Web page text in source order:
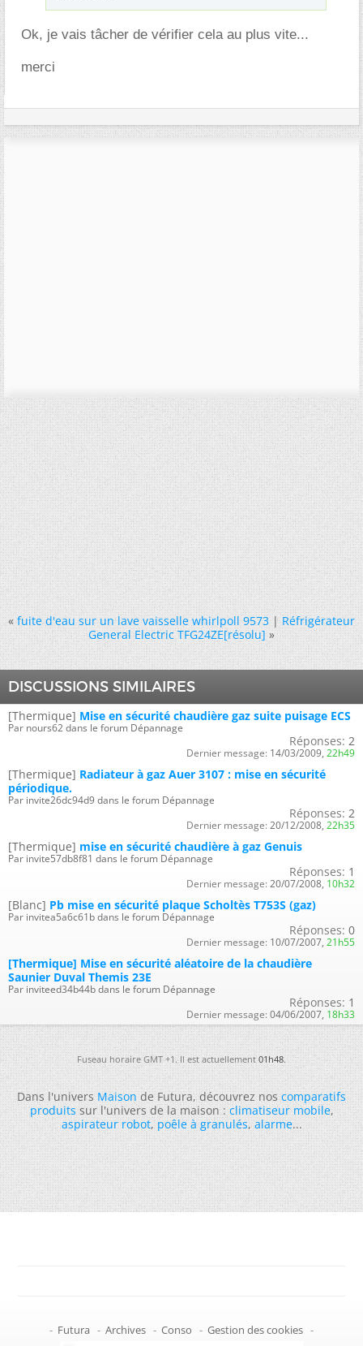
Ok, je vais tâcher de vérifier cela au plus vite...
merci
« fuite d'eau sur un lave vaisselle whirlpoll 9573|Réfrigérateur
General Electric TFG24ZE[résolu] »
DISCUSSIONS SIMILAIRES
[Thermique] Mise en sécurité chaudière gaz suite puisage ECS
Par nours62 dans le forum Dépannage
Réponses: 2
Dernier message: 14/03/2009, 22h49
[Thermique] Radiateur à gaz Auer 3107 : mise en sécurité
périodique.
Par invite26dc94d9 dans le forum Dépannage
Réponses: 2
Dernier message: 20/12/2008, 22h35
[Thermique] mise en sécurité chaudière à gaz Genuis
Par invite57db8f81 dans le forum Dépannage
Réponses: 1
Dernier message: 20/07/2008, 10h32
[Blanc] Pb mise en sécurité plaque Scholtès T753S (gaz)
Par invitea5a6c61b dans le forum Dépannage
Réponses: 0
Dernier message: 10/07/2007, 21h55
[Thermique] Mise en sécurité aléatoire de la chaudière
Saunier Duval Themis 23E
Par inviteed34b44b dans le forum Dépannage
Réponses: 1
Dernier message: 04/06/2007, 18h33
Fuseau horaire GMT +1. Il est actuellement01h48.
Dans l'universMaisonde Futura, découvrez noscomparatifs
produitssur l'univers de la maison :climatiseur mobile,
aspirateur robot,poêle à granulés,alarme...
- Futura - Archives - Conso - Gestion des cookies -